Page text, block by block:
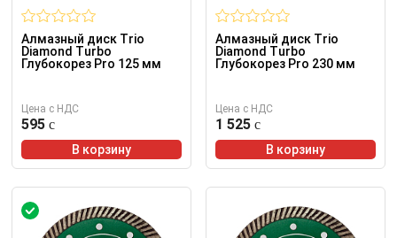
Алмазный диск Trio
Diamond Turbo
Глубокорез Pro 125 мм
Цена с НДС
595
В корзину
Алмазный диск Trio
Diamond Turbo
Глубокорез Pro 230 мм
Цена с НДС
1 525
В корзину